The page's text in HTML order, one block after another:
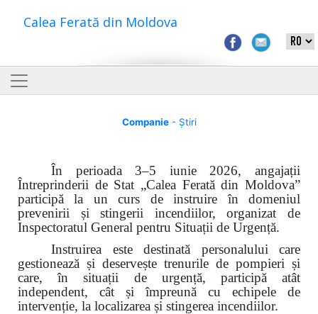
Calea Ferată din Moldova
Companie- Știri
În perioada 3–5 iunie 2026, angajații
Întreprinderii de Stat „Calea Ferată din Moldova”
participă la un curs de instruire în domeniul
prevenirii și stingerii incendiilor, organizat de
Inspectoratul General pentru Situații de Urgență.
Instruirea este destinată personalului care
gestionează și deservește trenurile de pompieri și
care, în situații de urgență, participă atât
independent, cât și împreună cu echipele de
intervenție, la localizarea și stingerea incendiilor.